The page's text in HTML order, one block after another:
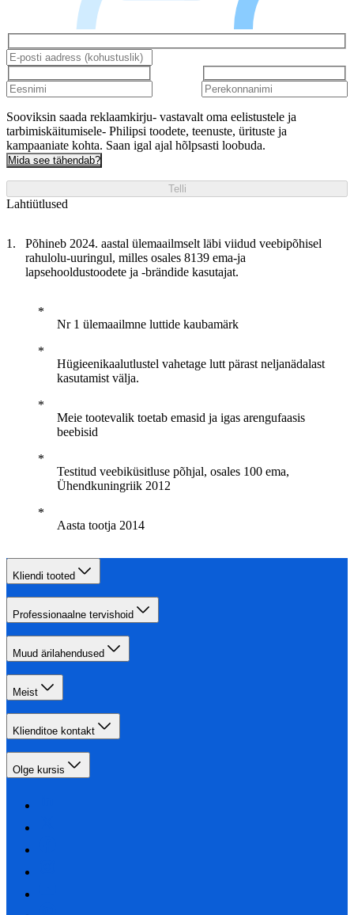
Sooviksin saada reklaamkirju- vastavalt oma eelistustele ja
tarbimiskäitumisele- Philipsi toodete, teenuste, ürituste ja
kampaaniate kohta. Saan igal ajal hõlpsasti loobuda.
Mida see tähendab?
Telli
Lahtiütlused
Põhineb 2024. aastal ülemaailmselt läbi viidud veebipõhisel
rahulolu-uuringul, milles osales 8139 ema-ja
lapsehooldustoodete ja -brändide kasutajat.
Nr 1 ülemaailmne luttide kaubamärk
Hügieenikaalutlustel vahetage lutt pärast neljanädalast
kasutamist välja.
Meie tootevalik toetab emasid ja igas arengufaasis
beebisid
Testitud veebiküsitluse põhjal, osales 100 ema,
Ühendkuningriik 2012
Aasta tootja 2014
Kliendi tooted
Professionaalne tervishoid
Muud ärilahendused
Meist
Klienditoe kontakt
Olge kursis